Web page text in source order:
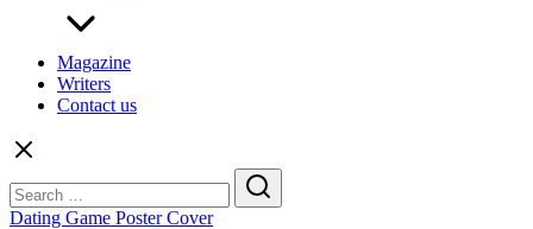
Magazine
Writers
Contact us
for:
Dating Game Poster Cover